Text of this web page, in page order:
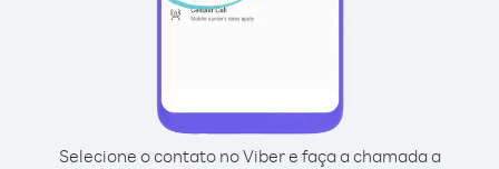
Selecione o contato no Viber e faça a chamada a